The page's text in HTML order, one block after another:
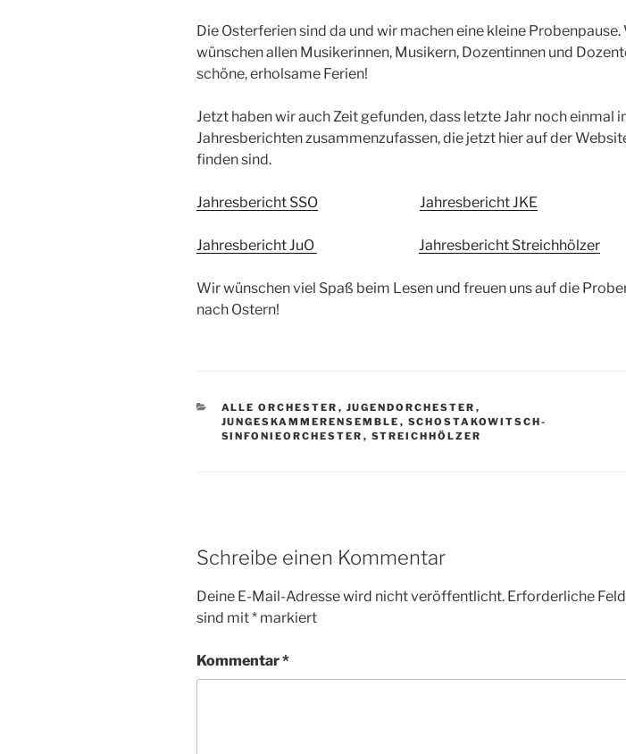
Die Osterferien sind da und wir machen eine kleine Probenpause.
wünschen allen Musikerinnen, Musikern, Dozentinnen und
schöne, erholsame Ferien!
Jetzt haben wir auch Zeit gefunden, dass letzte Jahr noch einmal
Jahresberichten zusammenzufassen, die jetzt hier auf der
finden sind.
Jahresbericht SSO Jahresbericht JKE
Jahresbericht JuO Jahresbericht Streichhölzer
Wir wünschen viel Spaß beim Lesen und freuen uns auf die
nach Ostern!
KATEGORIEN
ALLE ORCHESTER , JUGENDORCHESTER ,
JUNGESKAMMERENSEMBLE , SCHOSTAKOWITSCH-
SINFONIEORCHESTER , STREICHHÖLZER
Schreibe einen Kommentar
Deine E-Mail-Adresse wird nicht veröffentlicht. Erforderliche
sind mit* markiert
Kommentar*